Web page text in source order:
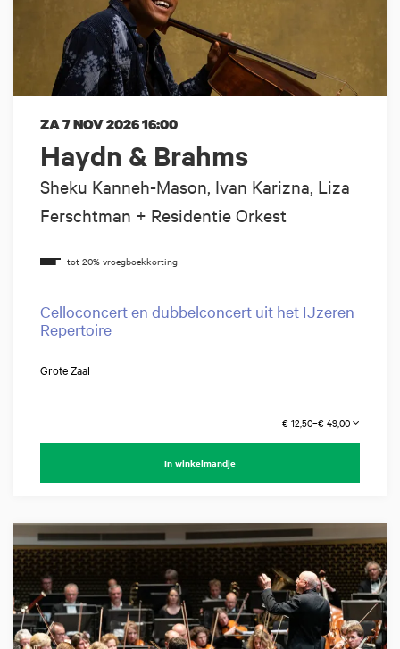
Haydn & Brahms
Sheku Kanneh-Mason, Ivan Karizna, Liza
Ferschtman + Residentie Orkest
ZA 7 NOV 202616:00
Celloconcert en dubbelconcert uit het IJzeren
Repertoire
Grote Zaal
€ 12,50–€ 49,00
In winkelmandje